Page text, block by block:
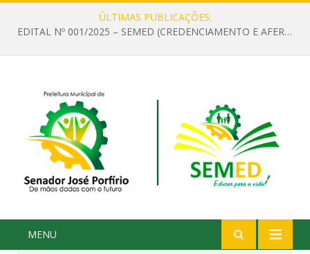
ÚLTIMAS PUBLICAÇÕES:
EDITAL Nº 001/2025 – SEMED (CREDENCIAMENTO E AFERIÇÃO DE CRITÉRIOS TÉCNICOS DE MÉRITO E DESEMPENHO PARA PROVIMENTO DO CARGO OU FUNÇÃO DE GESTOR ESCOLAR DAS UNIDADES DE ENSINO DA REDE MUNICIPAL DE SENADOR JO)
MENU